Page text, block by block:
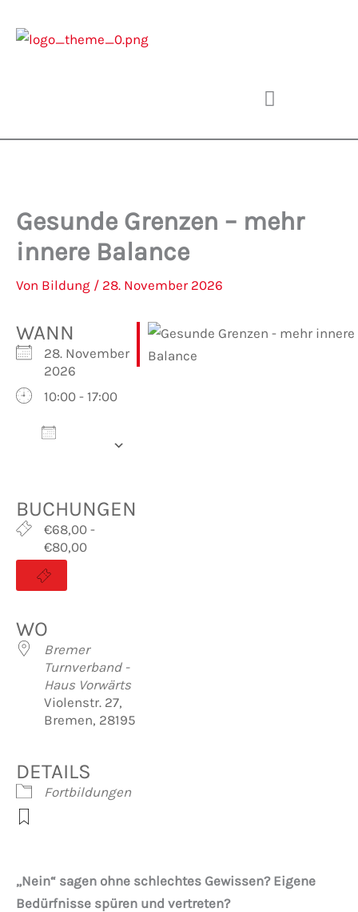
Inhalt
Gesunde Grenzen – mehr
innere Balance
Von Bildung / 28. November 2026
WANN
28. November
2026
10:00 - 17:00
Kalender
BUCHUNGEN
€68,00 -
€80,00
WO
Bremer
Turnverband -
Haus Vorwärts
Violenstr. 27,
Bremen, 28195
DETAILS
Fortbildungen
„Nein“ sagen ohne schlechtes Gewissen? Eigene
Bedürfnisse spüren und vertreten?